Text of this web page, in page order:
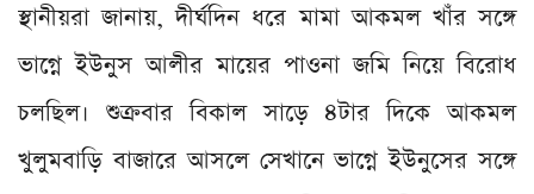
স্থানীয়রা জানায়, দীর্ঘদিন ধরে মামা আকমল খাঁর সঙ্গে
ভাগ্নে ইউনুস আলীর মায়ের পাওনা জমি নিয়ে বিরোধ
চলছিল। শুক্রবার বিকাল সাড়ে ৪টার দিকে আকমল
খুলুমবাড়ি বাজারে আসলে সেখানে ভাগ্নে ইউনুসের সঙ্গে